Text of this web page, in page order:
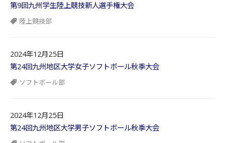
第9回九州学生陸上競技新人選手権大会
陸上競技部
2024年12月25日
第24回九州地区大学女子ソフトボール秋季大会
ソフトボール部
2024年12月25日
第24回九州地区大学男子ソフトボール秋季大会